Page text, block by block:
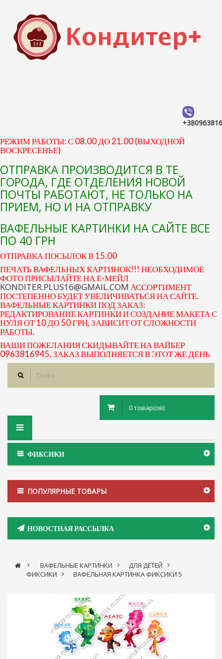
РЕЖИМ РАБОТЫ: С 08.00 ДО 21.00 (ВЫХОДНОЙ
ВОСКРЕСЕНЬЕ)
ОТПРАВКА ПРОИЗВОДИТСЯ В ТЕ
ГОРОДА, ГДЕ ОТДЕЛЕНИЯ НОВОЙ
ПОЧТЫ РАБОТАЮТ, НЕ ТОЛЬКО НА
ПРИЕМ, НО И НА ОТПРАВКУ
ВАФЕЛЬНЫЕ КАРТИНКИ НА САЙТЕ ВСЕ
ПО 40 ГРН
ОТПРАВКА ПОСЫЛОК В 15.00
ПЕЧАТЬ ВАФЕЛЬНЫХ КАРТИНОК!!! НЕОБХОДИМОЕ
ФОТО ПРИСЫЛАЙТЕ НА Е-МЕЙЛ
KONDITER.PLUS16@GMAIL.COM АССОРТИМЕНТ
ПОСТЕПЕННО БУДЕТ УВЕЛИЧИВАТЬСЯ НА САЙТЕ.
ВАФЕЛЬНЫЕ КАРТИНКИ ПОД ЗАКАЗ:
РЕДАКТИРОВАНИЕ КАРТИНКИ И СОЗДАНИЕ МАКЕТА С
НУЛЯ ОТ 10 ДО 50 ГРН, ЗАВИСИТ ОТ СЛОЖНОСТИ
РАБОТЫ.
ВАШИ ПОЖЕЛАНИЯ СКИДЫВАЙТЕ НА ВАЙБЕР
0963816945, ЗАКАЗ ВЫПОЛНЯЕТСЯ В ЭТОТ ЖЕ ДЕНЬ
0 товар(ов)
Toggle
ФИКСИКИ
ПОПУЛЯРНЫЕ ТОВАРЫ
НОВОСТНАЯ РАССЫЛКА
> ВАФЕЛЬНЫЕ КАРТИНКИ >
ДЛЯ ДЕТЕЙ
ФИКСИКИ > ВАФЕЛЬНАЯ КАРТИНКА ФИКСИКИ 5